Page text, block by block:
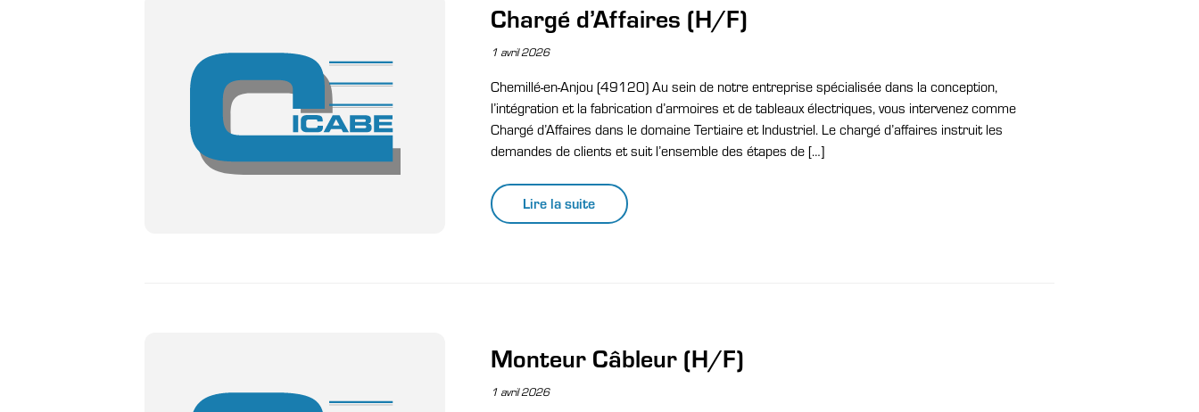
Chargé d’Affaires (H/F)
1 avril 2026
Chemillé-en-Anjou (49120) Au sein de notre entreprise spécialisée dans la conception,
l’intégration et la fabrication d’armoires et de tableaux électriques, vous intervenez comme
Chargé d’Affaires dans le domaine Tertiaire et Industriel. Le chargé d’affaires instruit les
demandes de clients et suit l’ensemble des étapes de […]
Lire la suite
Monteur Câbleur (H/F)
1 avril 2026